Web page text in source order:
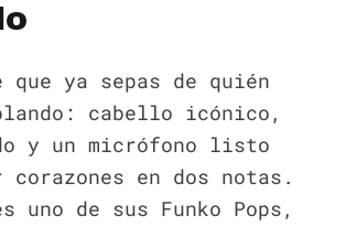
que ya sepas de quién
cabello icónico,
y un micrófono listo
corazones en dos notas.
uno de sus Funko Pops,